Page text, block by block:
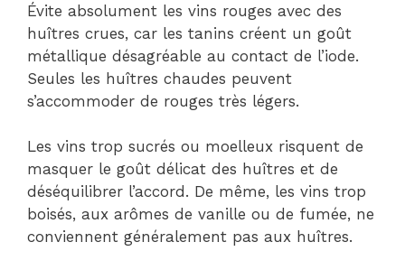
Évite absolument les vins rouges avec des
huîtres crues, car les tanins créent un goût
métallique désagréable au contact de l’iode.
Seules les huîtres chaudes peuvent
s’accommoder de rouges très légers.
Les vins trop sucrés ou moelleux risquent de
masquer le goût délicat des huîtres et de
déséquilibrer l’accord. De même, les vins trop
boisés, aux arômes de vanille ou de fumée, ne
conviennent généralement pas aux huîtres.